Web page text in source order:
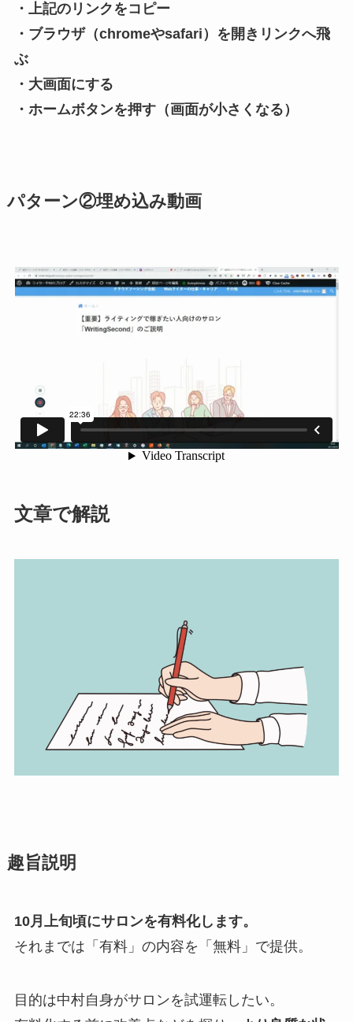
・上記のリンクをコピー
・ブラウザ（chromeやsafari）を開きリンクへ飛
ぶ
・大画面にする
・ホームボタンを押す（画面が小さくなる）
パターン②埋め込み動画
文章で解説
趣旨説明
10月上旬頃にサロンを有料化します。
それまでは「有料」の内容を「無料」で提供。
目的は中村自身がサロンを試運転したい。